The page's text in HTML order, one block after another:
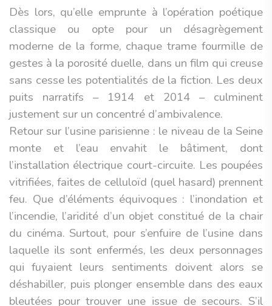
Dès lors, qu’elle emprunte à l’opération poétique
classique ou opte pour un désagrègement
moderne de la forme, chaque trame fourmille de
gestes à la porosité duelle, dans un film qui creuse
sans cesse les potentialités de la fiction. Les deux
puits narratifs – 1914 et 2014 – culminent
justement sur un concentré d’ambivalence.
Retour sur l’usine parisienne : le niveau de la Seine
monte et l’eau envahit le bâtiment, dont
l’installation électrique court-circuite. Les poupées
vitrifiées, faites de celluloïd (quel hasard) prennent
feu. Que d’éléments équivoques : l’inondation et
l’incendie, l’aridité d’un objet constitué de la chair
du cinéma. Surtout, pour s’enfuire de l’usine dans
laquelle ils sont enfermés, les deux personnages
qui fuyaient leurs sentiments doivent alors se
déshabiller, puis plonger ensemble dans des eaux
bleutées pour trouver une issue de secours. S’il